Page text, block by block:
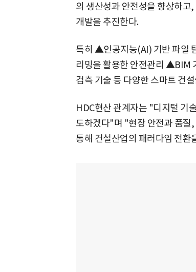
의 생산성과 안전성을 향상하고
개발을 추진한다.
특히 ▲인공지능(AI) 기반 파일
리밍을 활용한 안전관리 ▲BIM
검측 기술 등 다양한 스마트 건
HDC현산 관계자는 "디지털 기
도하겠다"며 "현장 안전과 품질
통해 건설산업의 패러다임 전환